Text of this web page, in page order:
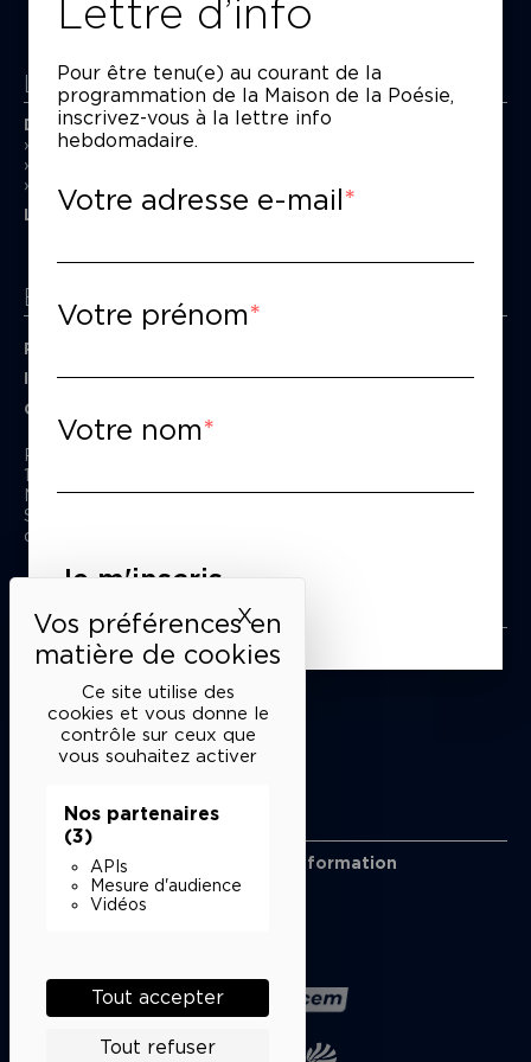
Ce site utilise des
cookies et vous donne le
contrôle sur ceux que
vous souhaitez activer
Nos partenaires
(3)
APIs
Mesure d'audience
Vidéos
Tout accepter
Tout refuser
XMasquer le bandeau des
La Maison de la Poésie
Découvrir
En photos
L’équipe
Espace pro
Privatiser une salle
Informations techniques
Contact presse
Passage Moliėre
157, rue Saint-Martin - 75003 Paris
M° Rambuteau - RER Les Halles
Standard tél : 01 44 54 53 00
du mardi au samedi de 15h à 18h
Liens utiles
Mentions légales
Conditions générales de vente
Cookies
Restons en lien
Inscrivez-vous à notre lettre d’information
Suivez-nous sur les réseaux
Lettre d’info
Pour être tenu(e) au courant de la
programmation de la Maison de la Poésie,
inscrivez-vous à la lettre info
hebdomadaire.
Votre adresse e-mail
Votre prénom
Votre nom
Je m'inscris